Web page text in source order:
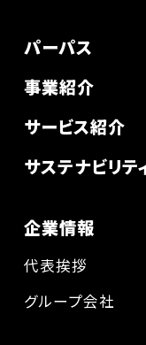
パーパス
事業紹介
サービス紹介
サステナビリテ
企業情報
代表挨拶
グループ会社